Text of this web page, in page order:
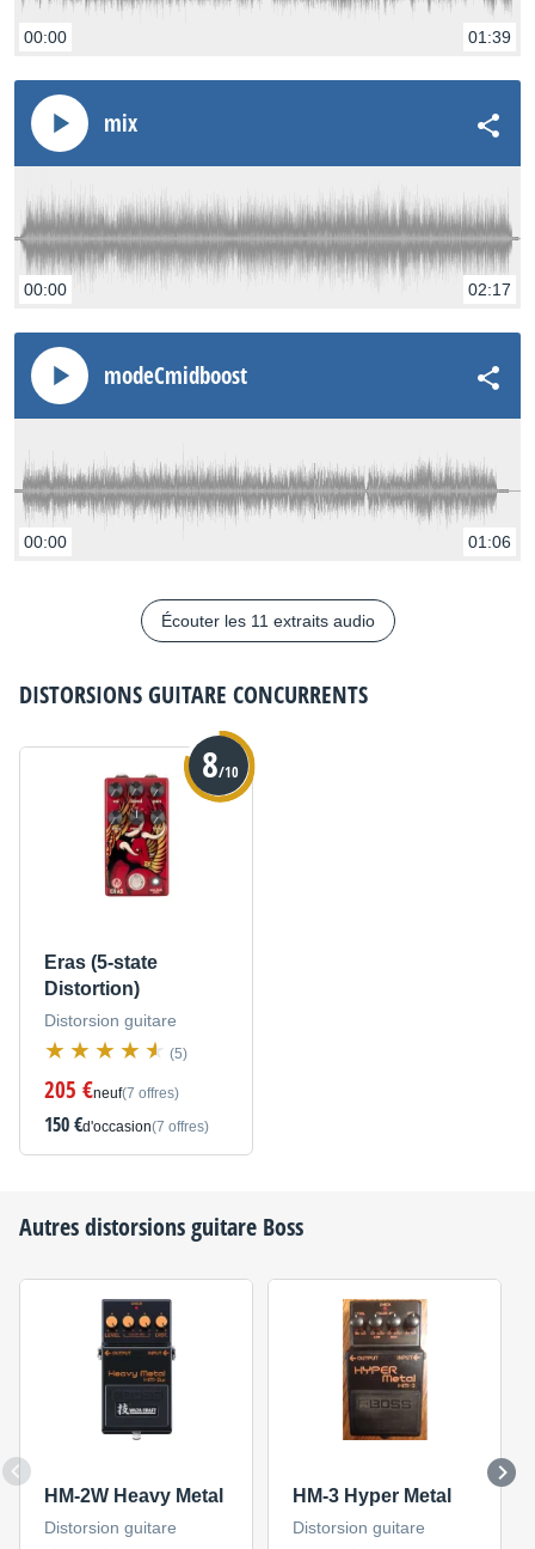
00:00 01:39
mix
00:00 02:17
modeCmidboost
00:00 01:06
Écouter les 11 extraits audio
DISTORSIONS GUITARE CONCURRENTS
8/10
Eras (5-state
Distortion)
Distorsion guitare
(5)
205 €neuf(7 offres)
150 €d'occasion(7 offres)
Autres distorsions guitare Boss
HM-2W Heavy Metal
Distorsion guitare
HM-3 Hyper Metal
Distorsion guitare